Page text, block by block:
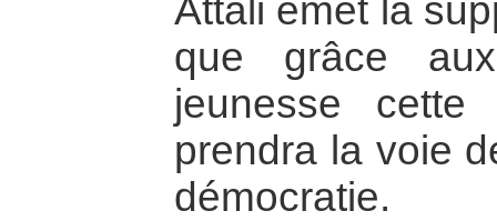
Attali émet la
que grâce
jeunesse cette
prendra la voie
démocratie.